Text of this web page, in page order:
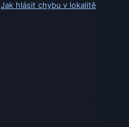
Jak hlásit chybu v lokalitě